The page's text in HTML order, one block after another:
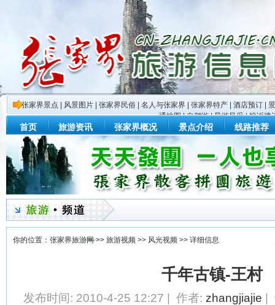
张家界景点 风景图片 张家界民俗 名人与张家界 张家界特产 酒店预订
通地图|自驾游|导游风采|投诉建
首页 旅游资讯 张家界概况 景点介绍 线路推荐
你的位置： 张家界旅游网>> 旅游视频 >> 风光视频 >> 详细信息
千年古镇-王村
发布时间: 2010-4-25 12:27 | 作者: zhangjiajie |